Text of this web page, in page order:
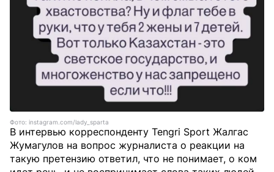
Фото: instagram.com/lady_sparta
В интервью корреспонденту Tengri Sport Жалгас
Жумагулов на вопрос журналиста о реакции на
такую претензию ответил, что не понимает, о ком